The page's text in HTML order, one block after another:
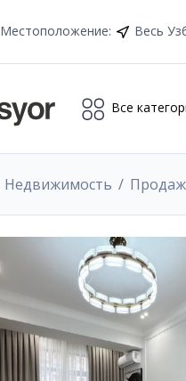
Местоположение: Весь
Все
Недвижимость